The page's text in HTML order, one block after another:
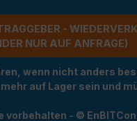
-
NUR AUF ANFRAGE)
wenn nicht anders
auf Lager sein und
vorbehalten - ©